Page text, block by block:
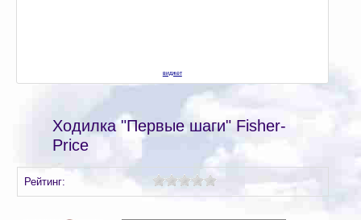
виджет
Ходилка "Первые шаги" Fisher-
Price
Рейтинг: